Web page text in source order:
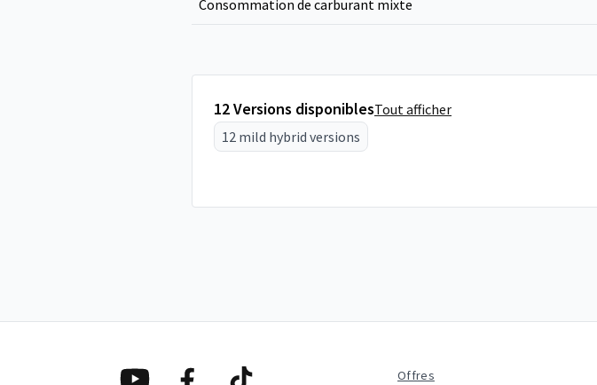
Consommation de carburant mixte
12 Versions disponiblesTout afficher
12 mild hybrid versions
Offres